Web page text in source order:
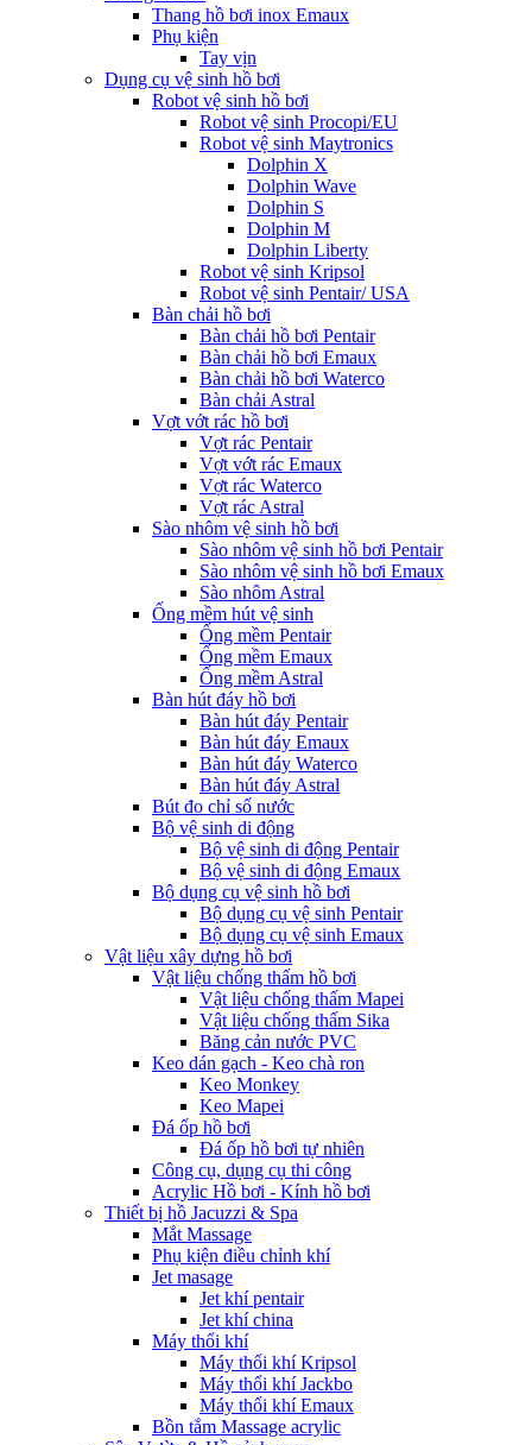
Thang hồ bơi inox Emaux
Phụ kiện
Tay vịn
Dụng cụ vệ sinh hồ bơi
Robot vệ sinh hồ bơi
Robot vệ sinh Procopi/EU
Robot vệ sinh Maytronics
Dolphin X
Dolphin Wave
Dolphin S
Dolphin M
Dolphin Liberty
Robot vệ sinh Kripsol
Robot vệ sinh Pentair/ USA
Bàn chải hồ bơi
Bàn chải hồ bơi Pentair
Bàn chải hồ bơi Emaux
Bàn chải hồ bơi Waterco
Bàn chải Astral
Vợt vớt rác hồ bơi
Vợt rác Pentair
Vợt vớt rác Emaux
Vợt rác Waterco
Vợt rác Astral
Sào nhôm vệ sinh hồ bơi
Sào nhôm vệ sinh hồ bơi Pentair
Sào nhôm vệ sinh hồ bơi Emaux
Sào nhôm Astral
Ống mềm hút vệ sinh
Ống mềm Pentair
Ống mềm Emaux
Ống mềm Astral
Bàn hút đáy hồ bơi
Bàn hút đáy Pentair
Bàn hút đáy Emaux
Bàn hút đáy Waterco
Bàn hút đáy Astral
Bút đo chỉ số nước
Bộ vệ sinh di động
Bộ vệ sinh di động Pentair
Bộ vệ sinh di động Emaux
Bộ dụng cụ vệ sinh hồ bơi
Bộ dụng cụ vệ sinh Pentair
Bộ dụng cụ vệ sinh Emaux
Vật liệu xây dựng hồ bơi
Vật liệu chống thấm hồ bơi
Vật liệu chống thấm Mapei
Vật liệu chống thấm Sika
Băng cản nước PVC
Keo dán gạch - Keo chà ron
Keo Monkey
Keo Mapei
Đá ốp hồ bơi
Đá ốp hồ bơi tự nhiên
Công cụ, dụng cụ thi công
Acrylic Hồ bơi - Kính hồ bơi
Thiết bị hồ Jacuzzi & Spa
Mắt Massage
Phụ kiện điều chỉnh khí
Jet masage
Jet khí pentair
Jet khí china
Máy thổi khí
Máy thổi khí Kripsol
Máy thổi khí Jackbo
Máy thổi khí Emaux
Bồn tắm Massage acrylic